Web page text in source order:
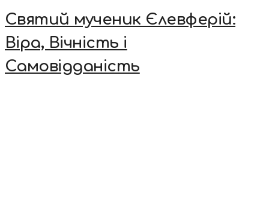
Святий мученик Єлевферій:
Віра, Вічність і
Самовідданість